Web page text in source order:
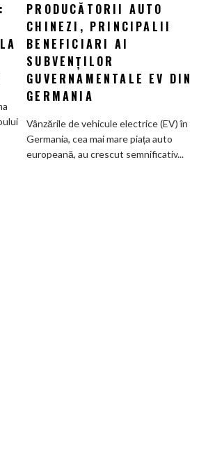
Producătorii
auto
chinezi,
ai
EV
din
Germania
PRODUCĂTORII AUTO
CHINEZI, PRINCIPALII
BENEFICIARI AI
SUBVENȚILOR
GUVERNAMENTALE EV DIN
GERMANIA
Vânzările de vehicule electrice (EV) în
Germania, cea mai mare piața auto
europeană, au crescut semnificativ...